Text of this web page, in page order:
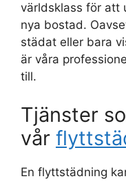
världsklass för att
nya bostad.
städat eller bara
är våra
till.
Tjänster
vår
En flyttstädning